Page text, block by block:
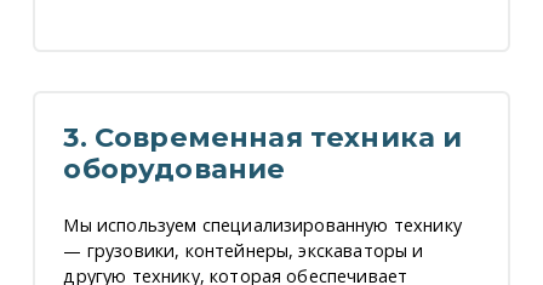
3. Современная техника и
оборудование
Мы используем специализированную технику
— грузовики, контейнеры, экскаваторы и
другую технику, которая обеспечивает